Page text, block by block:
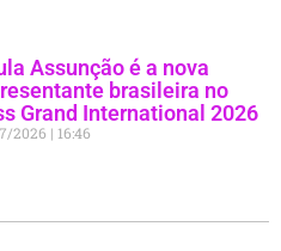
Assunção é a nova
brasileira no
Grand International 2026
2026 16:46